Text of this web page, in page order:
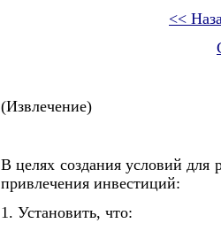
<<
(Извлечение)
В целях создания условий для
привлечения инвестиций:
1. Установить, что: